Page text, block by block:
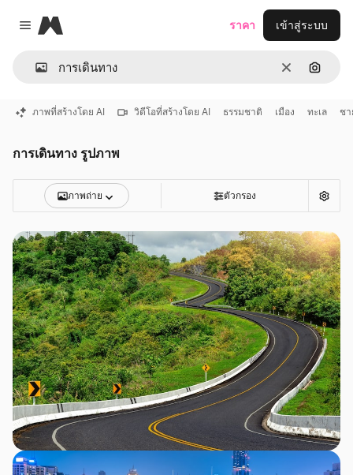
Close menu
Magnific
ชัดเจนค้นหา
ราคา เข้าสู่ระบบ
ภาพที่สร้างโดย AI วิดีโอที่สร้างโดย AI ธรรมชาติ เมือง ทะเล ช
การเดินทาง รูปภาพ
ภาพถ่าย ตัวกรอง